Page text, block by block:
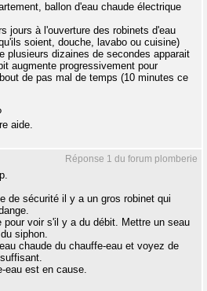
ballon d'eau chaude électrique
jours à l'ouverture des robinets d'eau
soient, douche, lavabo ou cuisine)
plusieurs dizaines de secondes apparait
augmente progressivement pour
de pas mal de temps (10 minutes ce
aide.
Réponse 1 du forum plomberie
de sécurité il y a un gros robinet qui
pour voir s'il y a du débit. Mettre un seau
siphon.
chaude du chauffe-eau et voyez de
eau est en cause.